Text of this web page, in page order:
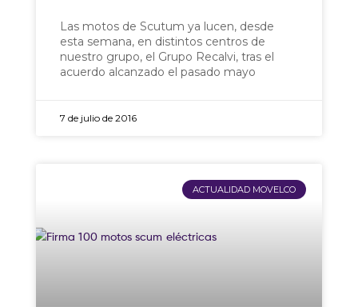
Las motos de Scutum ya lucen, desde
esta semana, en distintos centros de
nuestro grupo, el Grupo Recalvi, tras el
acuerdo alcanzado el pasado mayo
7 de julio de 2016
ACTUALIDAD MOVELCO